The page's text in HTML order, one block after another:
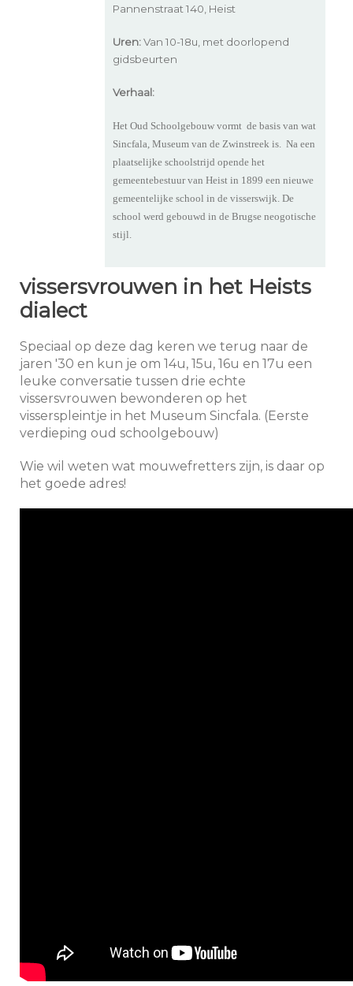
Pannenstraat 140, Heist
Uren:Van 10-18u, met doorlopend
gidsbeurten
Verhaal:
Het Oud Schoolgebouw vormt de basis van wat
Sincfala, Museum van de Zwinstreek is. Na een
plaatselijke schoolstrijd opende het
gemeentebestuur van Heist in 1899 een nieuwe
gemeentelijke school in de visserswijk. De
school werd gebouwd in de Brugse neogotische
stijl.
vissersvrouwen in het Heists
dialect
Speciaal op deze dag keren we terug naar de
jaren '30 en kun je om 14u, 15u, 16u en 17u een
leuke conversatie tussen drie echte
vissersvrouwen bewonderen op het
visserspleintje in het Museum Sincfala. (Eerste
verdieping oud schoolgebouw)
Wie wil weten wat mouwefretters zijn, is daar op
het goede adres!